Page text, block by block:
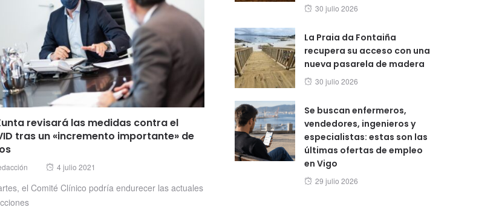
revisará las medidas contra el
tras un «incremento importante» de
Posted
4 julio 2021
el Comité Clínico podría endurecer las actuales
Posted
30 julio 2026
La Praia da Fontaiña
recupera su acceso con una
nueva pasarela de madera
Posted
30 julio 2026
Se buscan enfermeros,
vendedores, ingenieros y
especialistas: estas son las
últimas ofertas de empleo
en Vigo
Posted
29 julio 2026